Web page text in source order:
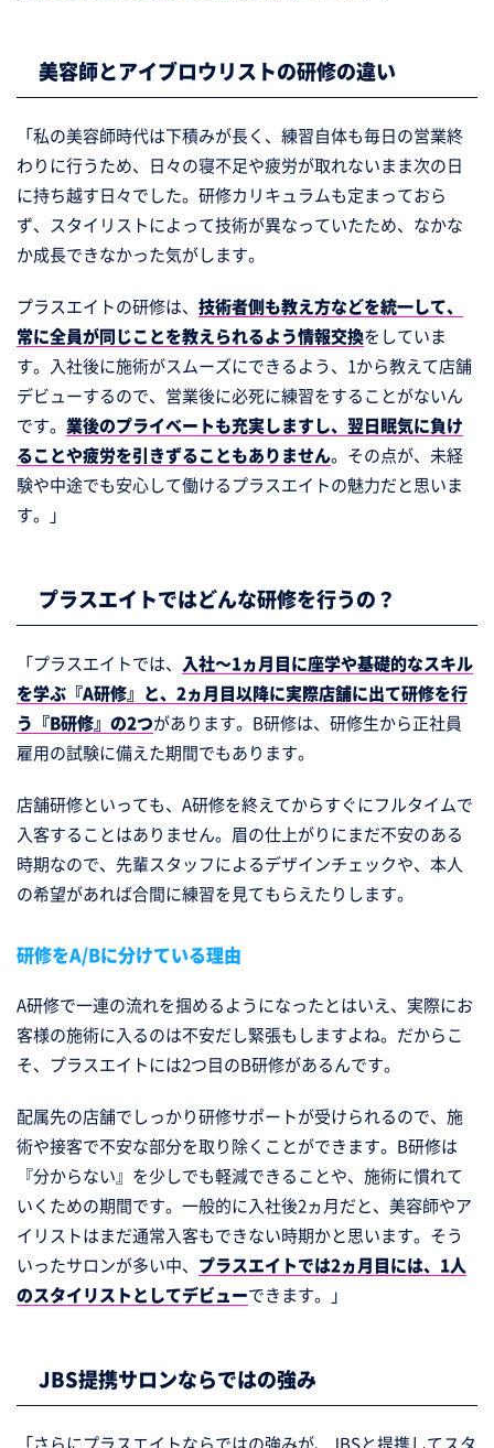
覚悟を決めて上京！男性アイブロウリストへの
道のり
美容師とアイリストの1年目の違い現役アイリス
トが回答
何歳まで働ける？美容師とアイリストの将来性
眉サロンで必要な資格は?アイブロウリスト技術
上達の裏側
年収UPで心も安定！メンズ眉サロンのアイブロ
ウリスト生活
美容室からメンズ眉サロンへ！アイブロウリス
ト転職のコツ
美容師とアイブロウリストの研修の違い
「私の美容師時代は下積みが長く、練習自体も毎日の営業終
わりに行うため、日々の寝不足や疲労が取れないまま次の日
に持ち越す日々でした。研修カリキュラムも定まっておら
ず、スタイリストによって技術が異なっていたため、なかな
か成長できなかった気がします。
プラスエイトの研修は、 技術者側も教え方などを統一して、
常に全員が同じことを教えられるよう情報交換をしていま
す。入社後に施術がスムーズにできるよう、1から教えて店舗
デビューするので、営業後に必死に練習をすることがないん
です。 業後のプライベートも充実しますし、翌日眠気に負け
ることや疲労を引きずることもありません。その点が、未経
験や中途でも安心して働けるプラスエイトの魅力だと思いま
す。」
プラスエイトではどんな研修を行うの？
「プラスエイトでは、 入社～1ヵ月目に座学や基礎的なスキル
を学ぶ『A研修』と、2ヵ月目以降に実際店舗に出て研修を行
う『B研修』の2つがあります。B研修は、研修生から正社員
雇用の試験に備えた期間でもあります。
店舗研修といっても、A研修を終えてからすぐにフルタイムで
入客することはありません。眉の仕上がりにまだ不安のある
時期なので、先輩スタッフによるデザインチェックや、本人
の希望があれば合間に練習を見てもらえたりします。
研修をA/Bに分けている理由
A研修で一連の流れを掴めるようになったとはいえ、実際にお
客様の施術に入るのは不安だし緊張もしますよね。だからこ
そ、プラスエイトには2つ目のB研修があるんです。
配属先の店舗でしっかり研修サポートが受けられるので、施
術や接客で不安な部分を取り除くことができます。B研修は
『分からない』を少しでも軽減できることや、施術に慣れて
いくための期間です。一般的に入社後2ヵ月だと、美容師やア
イリストはまだ通常入客もできない時期かと思います。そう
いったサロンが多い中、 プラスエイトでは2ヵ月目には、1人
のスタイリストとしてデビューできます。」
JBS提携サロンならではの強み
「さらにプラスエイトならではの強みが、JBSと提携してスタ